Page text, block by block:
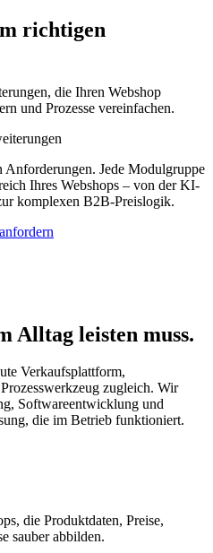
richtigen
die Ihren Webshop
und Prozesse vereinfachen.
Jede Modulgruppe
Ihres Webshops – von der KI-
komplexen B2B-Preislogik.
Alltag leisten muss.
Verkaufsplattform,
zugleich. Wir
Softwareentwicklung und
die im Betrieb funktioniert.
die Produktdaten, Preise,
sauber abbilden.